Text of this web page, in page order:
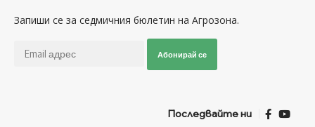
Запиши се за седмичния бюлетин на Агрозона.
Абонирай се
Последвайте ни